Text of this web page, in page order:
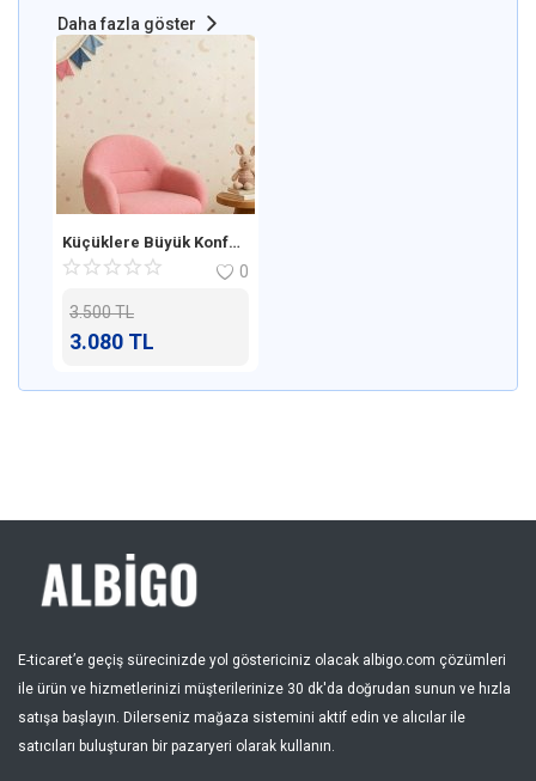
Daha fazla göster
Küçüklere Büyük Konfor: Yumuşacık Dokusuyla Tokyo Çocuk Koltuğu
0
3.500TL
3.080 TL
E-ticaret’e geçiş sürecinizde yol göstericiniz olacak albigo.com çözümleri
ile ürün ve hizmetlerinizi müşterilerinize 30 dk'da doğrudan sunun ve hızla
satışa başlayın. Dilerseniz mağaza sistemini aktif edin ve alıcılar ile
satıcıları buluşturan bir pazaryeri olarak kullanın.